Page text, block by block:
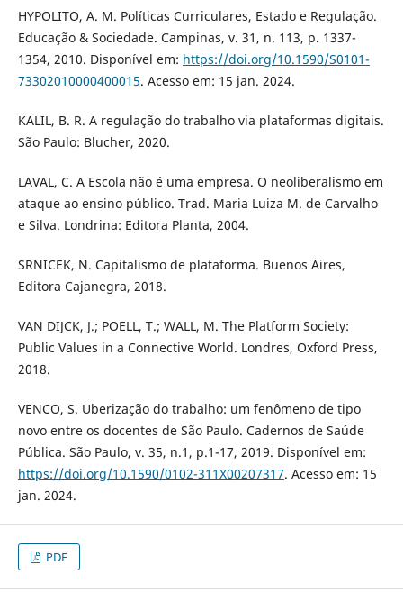
HYPOLITO, A. M. Políticas Curriculares, Estado e Regulação.
Educação & Sociedade. Campinas, v. 31, n. 113, p. 1337-
1354, 2010. Disponível em: https://doi.org/10.1590/S0101-
73302010000400015. Acesso em: 15 jan. 2024.
KALIL, B. R. A regulação do trabalho via plataformas digitais.
São Paulo: Blucher, 2020.
LAVAL, C. A Escola não é uma empresa. O neoliberalismo em
ataque ao ensino público. Trad. Maria Luiza M. de Carvalho
e Silva. Londrina: Editora Planta, 2004.
SRNICEK, N. Capitalismo de plataforma. Buenos Aires,
Editora Cajanegra, 2018.
VAN DIJCK, J.; POELL, T.; WALL, M. The Platform Society:
Public Values in a Connective World. Londres, Oxford Press,
2018.
VENCO, S. Uberização do trabalho: um fenômeno de tipo
novo entre os docentes de São Paulo. Cadernos de Saúde
Pública. São Paulo, v. 35, n.1, p.1-17, 2019. Disponível em:
https://doi.org/10.1590/0102-311X00207317. Acesso em: 15
jan. 2024.
PDF